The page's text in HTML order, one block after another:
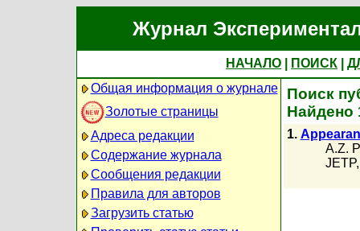
Журнал
НАЧАЛО ПОИСК
Общая информация о журнале
Золотые страницы
Адреса редакции
Содержание журнала
Сообщения редакции
Правила для авторов
Загрузить статью
Поиск
Найдено
1.
A.Z.